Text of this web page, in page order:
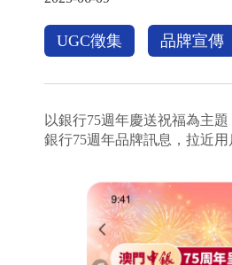
UGC徵集 品牌宣傳
以銀行75週年慶送祝福為主
銀行75週年品牌訊息，拉近